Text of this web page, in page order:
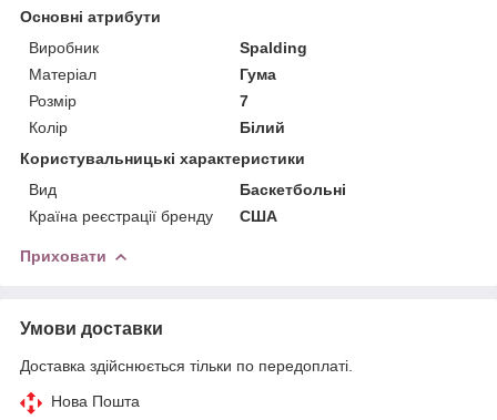
Основні атрибути
Виробник
Spalding
Матеріал
Гума
Розмір
7
Колір
Білий
Користувальницькі характеристики
Вид
Баскетбольні
Країна реєстрації бренду
США
Приховати
Умови доставки
Доставка здійснюється тільки по передоплаті.
Нова Пошта